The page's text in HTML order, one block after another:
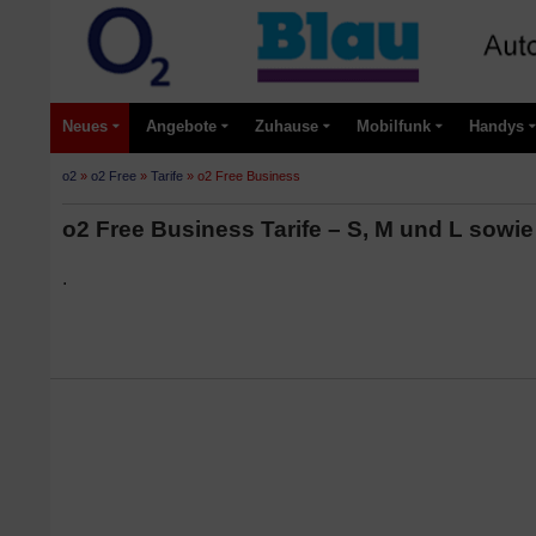
Neues Angebote Zuhause Mobilfunk Handys
o2 » o2 Free » Tarife » o2 Free Business
o2 Free Business Tarife – S, M und L
.